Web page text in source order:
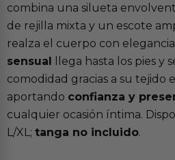
combina una silueta
de rejilla mixta y un escote
realza el cuerpo con
sensual llega hasta los pies y
comodidad gracias a su tejido
aportando confianza y
cualquier ocasión íntima.
L/XL; tanga no incluido.